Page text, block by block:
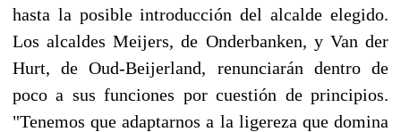
hasta la posible introducción del alcalde elegido.
Los alcaldes Meijers, de Onderbanken, y Van der
Hurt, de Oud-Beijerland, renunciarán dentro de
poco a sus funciones por cuestión de principios.
"Tenemos que adaptarnos a la ligereza que domina